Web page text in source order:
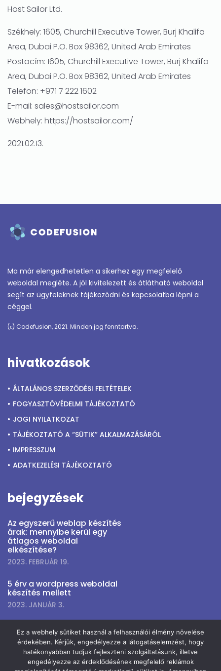
Host Sailor Ltd.
Székhely: 1605, Churchill Executive Tower, Burj Khalifa
Area, Dubai P.O. Box 98362, United Arab Emirates
Postacím: 1605, Churchill Executive Tower, Burj Khalifa
Area, Dubai P.O. Box 98362, United Arab Emirates
Telefon: +971 7 222 1602
E-mail: sales@hostsailor.com
Webhely: https://hostsailor.com/
2021.02.13.
watches
swiss
for
sale
chanel
femmales
replica
watch
street
authentic
diamond
encrusted
fake
diamond
seamaster
spectre
how
to
find
real
gold
fake
watches
tarnish
men
Ma már elengedhetetlen a sikerhez egy megfelelő
weboldal megléte. A jól kivitelezett és átlátható weboldal
segít az ügyfeleknek tájékozódni és kapcsolatba lépni a
céggel.
(с) Codefusion, 2021. Minden jog fenntartva.
hivatkozások
ÁLTALÁNOS SZERZŐDÉSI FELTÉTELEK
FOGYASZTÓVÉDELMI TÁJÉKOZTATÓ
JOGI NYILATKOZAT
TÁJÉKOZTATÓ A “SÜTIK” ALKALMAZÁSÁRÓL
IMPRESSZUM
ADATKEZELÉSI TÁJÉKOZTATÓ
bejegyzések
Az egyszerű weblap készítés
árak: mennyibe kerül egy
átlagos weboldal
elkészítése?
2023. FEBRUÁR 19.
5 érv a wordpress weboldal
készítés mellett
2023. JANUÁR 3.
hírlevél feliratkozás
Ha szeretnél információt kapni fejlesztéseinkről, kedvezményeinkről,
Ez a webhely sütiket használ a felhasználói élmény növelése
érdekében. Kérjük, engedélyezze a látogatáselemzést, hogy
hatékonyabban tudjuk fejleszteni szolgáltatásunk, illetve
engedélyezze az érdeklődésének megfelelő reklámok